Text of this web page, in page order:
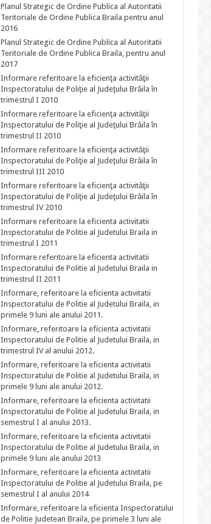
Planul Strategic de Ordine Publica al Autoritatii
Teritoriale de Ordine Publica Braila pentru anul
2016
Planul Strategic de Ordine Publica al Autoritatii
Teritoriale de Ordine Publica Braila, pentru anul
2017
Informare referitoare la eficienţa activităţii
Inspectoratului de Poliţie al Judeţului Brăila în
trimestrul I 2010
Informare referitoare la eficienţa activităţii
Inspectoratului de Poliţie al Judeţului Brăila în
trimestrul II 2010
Informare referitoare la eficienţa activităţii
Inspectoratului de Poliţie al Judeţului Brăila în
trimestrul III 2010
Informare referitoare la eficienţa activităţii
Inspectoratului de Poliţie al Judeţului Brăila în
trimestrul IV 2010
Informare referitoare la eficienta activitatii
Inspectoratului de Politie al Judetului Braila in
trimestrul I 2011
Informare referitoare la eficienta activitatii
Inspectoratului de Politie al Judetului Braila in
trimestrul II 2011
Informare, referitoare la eficienta activitatii
Inspectoratului de Politie al Judetului Braila, in
primele 9 luni ale anului 2011.
Informare, referitoare la eficienta activitatii
Inspectoratului de Politie al Judetului Braila, in
trimestrul IV al anului 2012.
Informare, referitoare la eficienta activitatii
Inspectoratului de Politie al Judetului Braila, in
primele 9 luni ale anului 2012.
Informare, referitoare la eficienta activitatii
Inspectoratului de Politie al Judetului Braila, in
semestrul I al anului 2013.
Informare, referitoare la eficienta activitatii
Inspectoratului de Politie al Judetului Braila, in
primele 9 luni ale anului 2013
Informare, referitoare la eficienta activitatii
Inspectoratului de Politie al Judetului Braila, pe
semestrul I al anului 2014
Informare, referitoare la eficienta Inspectoratului
de Politie Judetean Braila, pe primele 3 luni ale